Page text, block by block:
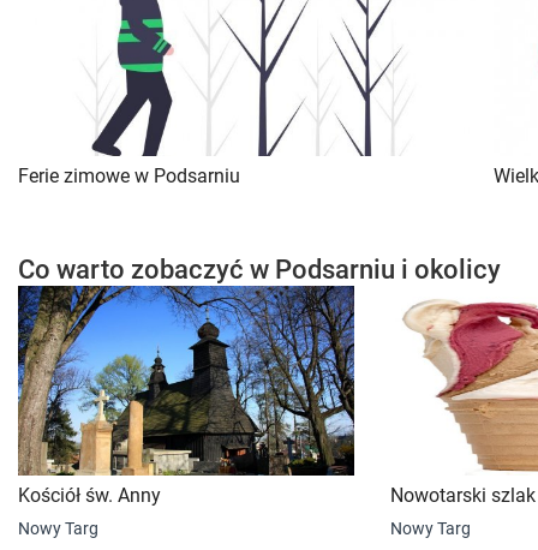
Ferie zimowe w Podsarniu
Co warto zobaczyć w Podsarniu i okolicy
Kościół św. Anny
Nowy Targ
Nowotarski
Nowy Targ